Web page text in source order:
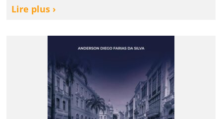
Lire plus ›